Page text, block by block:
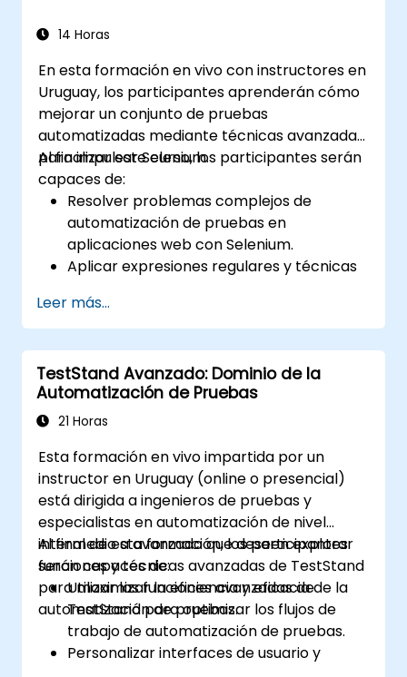
industria.
14 Horas
En esta formación en vivo con instructores en
Uruguay, los participantes aprenderán cómo
mejorar un conjunto de pruebas
automatizadas mediante técnicas avanzadas
para impulsar Selenium.
Al finalizar este curso, los participantes serán
capaces de:
Resolver problemas complejos de
automatización de pruebas en
aplicaciones web con Selenium.
Aplicar expresiones regulares y técnicas
Gestionar excepciones que detienen la
ejecución de las pruebas.
Buscar programáticamente objetos web.
Capturar dinámicamente datos desde
controles web.
Crear un marco de trabajo para pruebas
Distribuir pruebas con Selenium Grid.
Leer más...
TestStand Avanzado: Dominio de la
Automatización de Pruebas
21 Horas
Esta formación en vivo impartida por un
instructor en Uruguay (online o presencial)
está dirigida a ingenieros de pruebas y
especialistas en automatización de nivel
intermedio a avanzado que deseen explorar
funciones y técnicas avanzadas de TestStand
para maximizar la eficiencia y eficacia de la
automatización de pruebas.
Al final de esta formación, los participantes
serán capaces de:
Utilizar las funciones avanzadas de
TestStand para optimizar los flujos de
trabajo de automatización de pruebas.
Personalizar interfaces de usuario y